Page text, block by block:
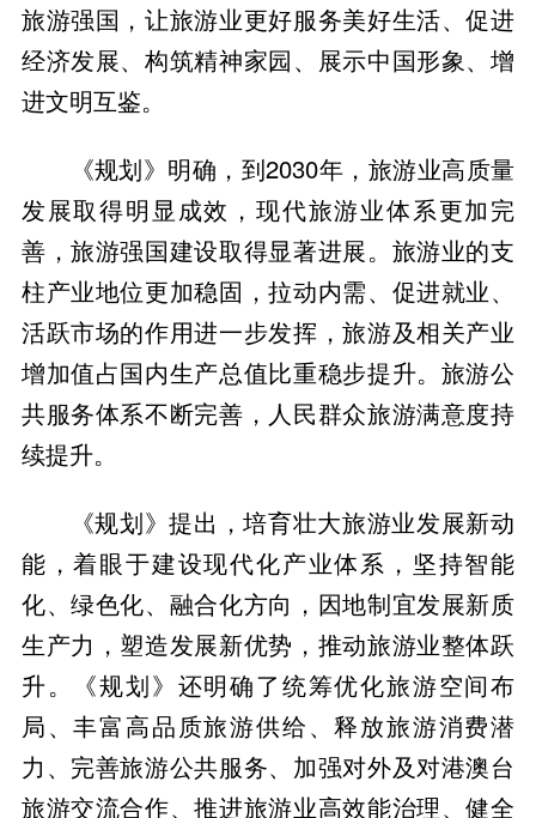
旅游强国，让旅游业更好服务美好生活、促进
经济发展、构筑精神家园、展示中国形象、增
进文明互鉴。
《规划》明确，到2030年，旅游业高质量
发展取得明显成效，现代旅游业体系更加完
善，旅游强国建设取得显著进展。旅游业的支
柱产业地位更加稳固，拉动内需、促进就业、
活跃市场的作用进一步发挥，旅游及相关产业
增加值占国内生产总值比重稳步提升。旅游公
共服务体系不断完善，人民群众旅游满意度持
续提升。
《规划》提出，培育壮大旅游业发展新动
能，着眼于建设现代化产业体系，坚持智能
化、绿色化、融合化方向，因地制宜发展新质
生产力，塑造发展新优势，推动旅游业整体跃
升。《规划》还明确了统筹优化旅游空间布
局、丰富高品质旅游供给、释放旅游消费潜
力、完善旅游公共服务、加强对外及对港澳台
旅游交流合作、推进旅游业高效能治理、健全